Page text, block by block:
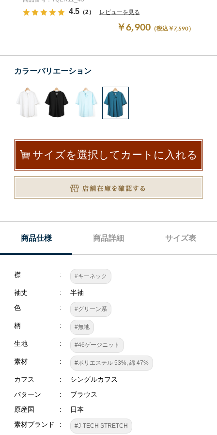
4.5（2） レビューを見る
￥6,900 （税込￥7,590）
カラーバリエーション
サイズを選択してカートに入れる
商品仕様 商品詳細 サイズ表
襟 #キーネック
袖丈
半袖
色
#グリーン系
柄 #無地
生地 #46ゲージニット
素材 #ポリエステル 53%, 綿 47%
カフス
シングルカフス
パターン
ブラウス
原産国
日本
素材ブランド
#J-TECH STRETCH